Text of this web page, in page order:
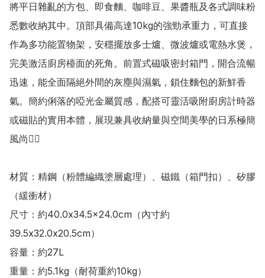
將平日雜亂的方包、即食麵、咖啡豆、果醬瓶及各式調味粉
悉數收納其中。頂部具備高達10kg的強勁承重力，可直接
作為多功能置物架，安穩擺放多士爐、微波爐或電熱水煲，
完美激活廚房檯面的死角。前置式磁吸密封箱門，開合流暢
迅速，能全面隔絕外間的灰塵與濕氣，鎖住麵包的新鮮香
氣。簡約俐落的啞光金屬質感，配搭可靈活吸附廚房計時器
或磁貼的實用本體，展現兼具收納量與空間美學的日系極簡
風尚👍🏻
材質：精鋼（粉體編織塗層處理）、磁鐵（箱門扣）、矽膠
（緩衝材）
尺寸：約40.0x34.5x24.0cm（內寸約
39.5x32.0x20.5cm）
容量：約27L
重量：約5.1kg（耐荷重約10kg）